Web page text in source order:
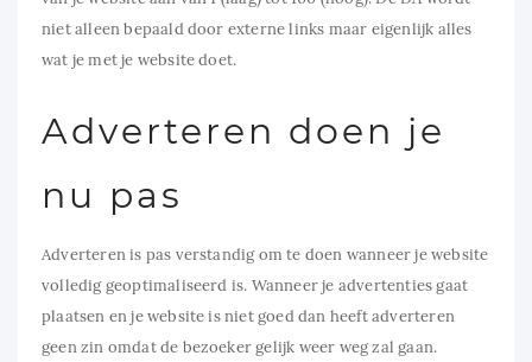
niet alleen bepaald door externe links maar eigenlijk alles
wat je met je website doet.
Adverteren doen je
nu pas
Adverteren is pas verstandig om te doen wanneer je website
volledig geoptimaliseerd is. Wanneer je advertenties gaat
plaatsen en je website is niet goed dan heeft adverteren
geen zin omdat de bezoeker gelijk weer weg zal gaan.